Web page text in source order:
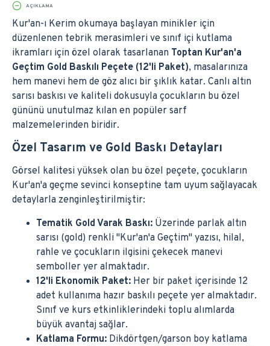
AÇIKLAMA
Kur'an-ı Kerim okumaya başlayan minikler için
düzenlenen tebrik merasimleri ve sınıf içi kutlama
ikramları için özel olarak tasarlanan Toptan Kur'an'a
Geçtim Gold Baskılı Peçete (12'li Paket), masalarınıza
hem manevi hem de göz alıcı bir şıklık katar. Canlı altın
sarısı baskısı ve kaliteli dokusuyla çocukların bu özel
gününü unutulmaz kılan en popüler sarf
malzemelerinden biridir.
Özel Tasarım ve Gold Baskı Detayları
Görsel kalitesi yüksek olan bu özel peçete, çocukların
Kur'an'a geçme sevinci konseptine tam uyum sağlayacak
detaylarla zenginleştirilmiştir:
Tematik Gold Varak Baskı: Üzerinde parlak altın
sarısı (gold) renkli "Kur'an'a Geçtim" yazısı, hilal,
rahle ve çocukların ilgisini çekecek manevi
semboller yer almaktadır.
12'li Ekonomik Paket: Her bir paket içerisinde 12
adet kullanıma hazır baskılı peçete yer almaktadır.
Sınıf ve kurs etkinliklerindeki toplu alımlarda
büyük avantaj sağlar.
Katlama Formu: Dikdörtgen/garson boy katlama